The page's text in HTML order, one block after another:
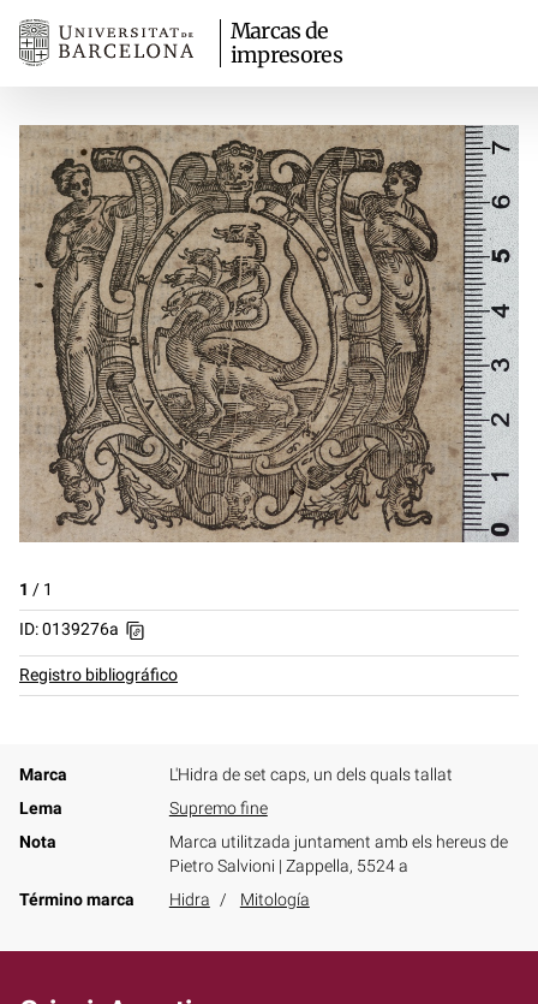
Marcas de
impresores
1 / 1
ID: 0139276a
Registro bibliográfico
Marca
L'Hidra de set caps, un dels quals tallat
Lema
Supremo fine
Nota
Marca utilitzada juntament amb els hereus de
Pietro Salvioni | Zappella, 5524 a
Término marca
Hidra Mitología